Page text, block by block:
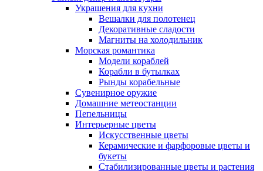
Украшения для кухни
Вешалки для полотенец
Декоративные сладости
Магниты на холодильник
Морская романтика
Модели кораблей
Корабли в бутылках
Рынды корабельные
Сувенирное оружие
Домашние метеостанции
Пепельницы
Интерьерные цветы
Искусственные цветы
Керамические и фарфоровые цветы и
букеты
Стабилизированные цветы и растения